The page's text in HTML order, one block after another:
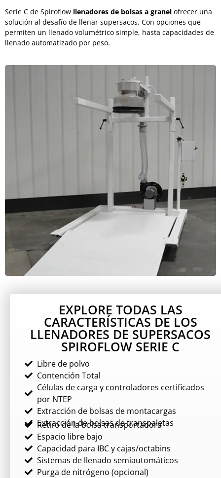
Serie C de Spiroflow llenadores de bolsas a granel ofrecer una
solución al desafío de llenar supersacos. Con opciones que
permiten un llenado volumétrico simple, hasta capacidades de
llenado automatizado por peso.
EXPLORE TODAS LAS
CARACTERÍSTICAS DE LOS
LLENADORES DE SUPERSACOS
SPIROFLOW SERIE C
Libre de polvo
Contención Total
Células de carga y controladores certificados
por NTEP
Extracción de bolsas de montacargas
Extracción de bolsas de transpaletas
Retiro de la bolsa transportadora
Espacio libre bajo
Capacidad para IBC y cajas/octabins
Sistemas de llenado semiautomáticos
Purga de nitrógeno (opcional)